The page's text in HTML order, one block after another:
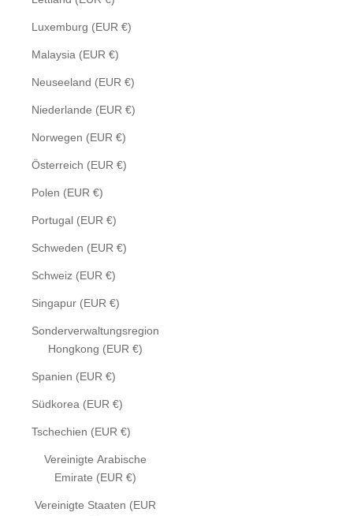
Luxemburg (EUR €)
Malaysia (EUR €)
Neuseeland (EUR €)
Niederlande (EUR €)
Norwegen (EUR €)
Österreich (EUR €)
Polen (EUR €)
Portugal (EUR €)
Schweden (EUR €)
Schweiz (EUR €)
Singapur (EUR €)
Sonderverwaltungsregion
Hongkong (EUR €)
Spanien (EUR €)
Südkorea (EUR €)
Tschechien (EUR €)
Vereinigte Arabische
Emirate (EUR €)
Vereinigte Staaten (EUR